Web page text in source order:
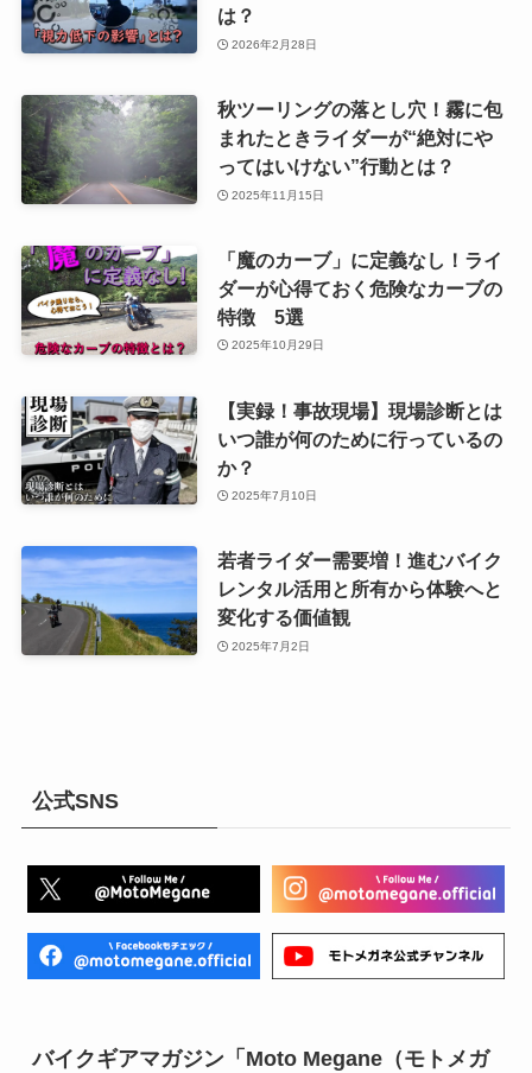
は？
2026年2月28日
秋ツーリングの落とし穴！霧に包
まれたときライダーが“絶対にや
ってはいけない”行動とは？
2025年11月15日
「魔のカーブ」に定義なし！ライ
ダーが心得ておく危険なカーブの
特徴 5選
2025年10月29日
【実録！事故現場】現場診断とは
いつ誰が何のために行っているの
か？
2025年7月10日
若者ライダー需要増！進むバイク
レンタル活用と所有から体験へと
変化する価値観
2025年7月2日
公式SNS
バイクギアマガジン「Moto Megane（モトメガ